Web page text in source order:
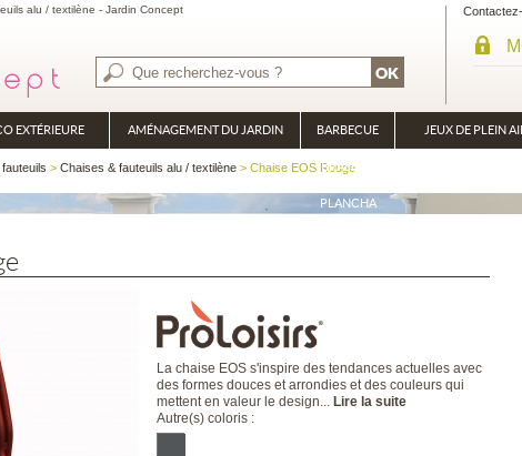
alu / textilène - Jardin Concept
EXTÉRIEURE AMÉNAGEMENT DU JARDIN BARBECUE
BRASÉRO
PLANCHA
JEUX DE PLEIN
> Chaises & fauteuils alu / textilène > Chaise EOS Rouge
La chaise EOS s'inspire des tendances actuelles avec
des formes douces et arrondies et des couleurs qui
mettent en valeur le design... Lire la suite
Autre(s) coloris :